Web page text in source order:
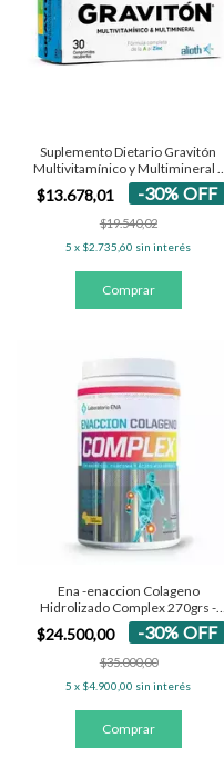
Suplemento Dietario Gravitón
Multivitamínico y Multimineral x
30 un
$13.678,01 -30%OFF
$19.540,02
5 x $2.735,60 sin interés
Ena -enaccion Colageno
Hidrolizado Complex 270grs -
Limon
$24.500,00 -30%OFF
$35.000,00
5 x $4.900,00 sin interés